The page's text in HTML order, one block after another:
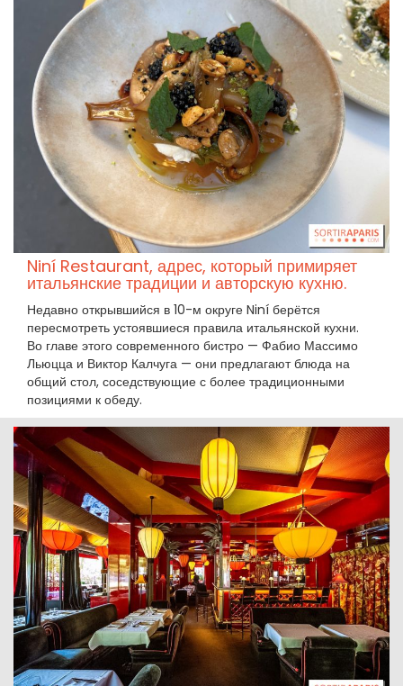
Niní Restaurant, адрес, который примиряет
итальянские традиции и авторскую кухню.
Недавно открывшийся в 10-м округе Niní берётся
пересмотреть устоявшиеся правила итальянской кухни.
Во главе этого современного бистро — Фабио Массимо
Льюцца и Виктор Калчуга — они предлагают блюда на
общий стол, соседствующие с более традиционными
позициями к обеду.